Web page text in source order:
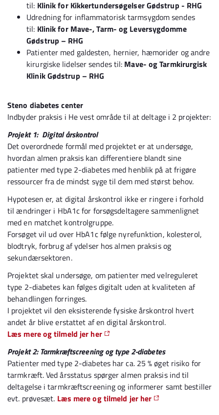
til: Klinik for Kikkertundersøgelser Gødstrup - RHG
Udredning for inflammatorisk tarmsygdom sendes
til: Klinik for Mave-, Tarm- og Leversygdomme
Gødstrup – RHG
Patienter med galdesten, hernier, hæmorider og andre
kirurgiske lidelser sendes til: Mave- og Tarmkirurgisk
Klinik Gødstrup – RHG
Steno diabetes center
Indbyder praksis i He vest område til at deltage i 2 projekter:
Projekt 1: Digital årskontrol
Det overordnede formål med projektet er at undersøge,
hvordan almen praksis kan differentiere blandt sine
patienter med type 2-diabetes med henblik på at frigøre
ressourcer fra de mindst syge til dem med størst behov.
Hypotesen er, at digital årskontrol ikke er ringere i forhold
til ændringer i HbA1c for forsøgsdeltagere sammenlignet
med en matchet kontrolgruppe.
Forsøget vil ud over HbA1c følge nyrefunktion, kolesterol,
blodtryk, forbrug af ydelser hos almen praksis og
sekundærsektoren.
Projektet skal undersøge, om patienter med velreguleret
type 2-diabetes kan følges digitalt uden at kvaliteten af
behandlingen forringes.
I projektet vil den eksisterende fysiske årskontrol hvert
andet år blive erstattet af en digital årskontrol.
Læs mere og tilmeld jer her
Projekt 2: Tarmkræftscreening og type 2-diabetes
Patienter med type 2-diabetes har ca. 25 % øget risiko for
tarmkræft. Ved årsstatus spørger almen praksis ind til
deltagelse i tarmkræftscreening og informerer samt bestiller
evt. prøvesæt. Læs mere og tilmeld jer her